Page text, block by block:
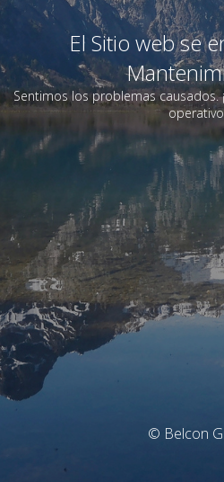
El Sitio web se
Sentimos los problemas causados.
© Belcon